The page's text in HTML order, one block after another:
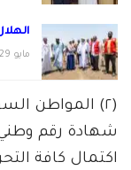
مايو 29, 2026
(٢) المواطن
شهادة رقم
اكتمال كافة